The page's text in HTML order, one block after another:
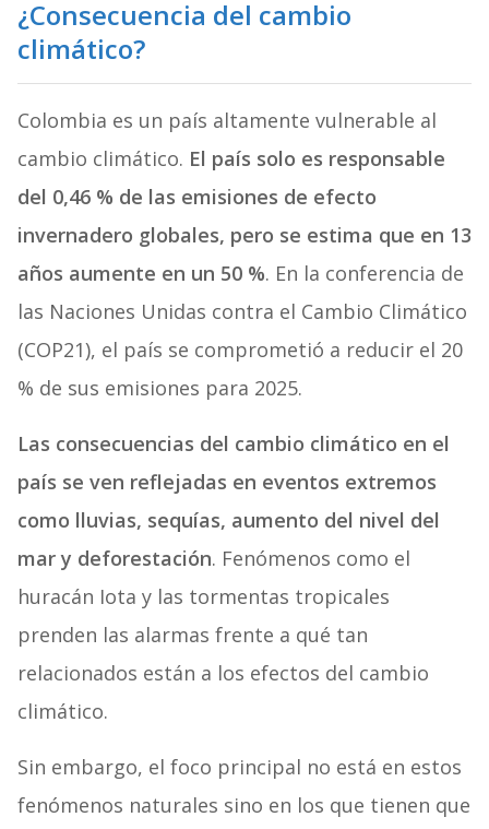
¿Consecuencia del cambio
climático?
Colombia es un país altamente vulnerable al
cambio climático. El país solo es responsable
del 0,46 % de las emisiones de efecto
invernadero globales, pero se estima que en 13
años aumente en un 50 %. En la conferencia de
las Naciones Unidas contra el Cambio Climático
(COP21), el país se comprometió a reducir el 20
% de sus emisiones para 2025.
Las consecuencias del cambio climático en el
país se ven reflejadas en eventos extremos
como lluvias, sequías, aumento del nivel del
mar y deforestación. Fenómenos como el
huracán Iota y las tormentas tropicales
prenden las alarmas frente a qué tan
relacionados están a los efectos del cambio
climático.
Sin embargo, el foco principal no está en estos
fenómenos naturales sino en los que tienen que